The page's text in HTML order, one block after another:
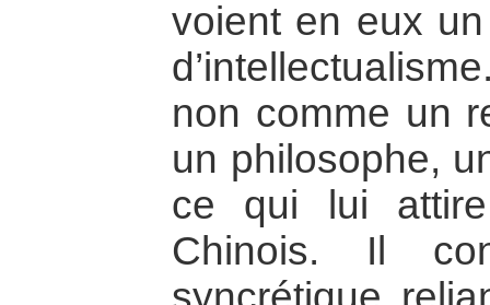
voient en eux
non comme un
un philosophe,
ce qui lui attire
Chinois. Il